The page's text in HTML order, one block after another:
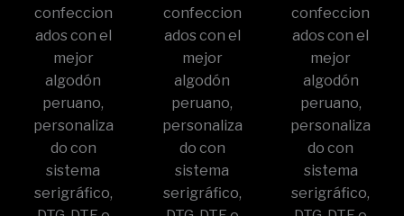
confeccion
ados con el
mejor
algodón
peruano,
personaliza
do con
sistema
serigráfico,
confeccion
ados con el
mejor
algodón
peruano,
personaliza
do con
sistema
serigráfico,
confeccion
ados con el
mejor
algodón
peruano,
personaliza
do con
sistema
serigráfico,